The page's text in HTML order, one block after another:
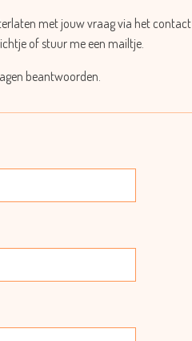
met jouw vraag via het contact
of stuur me een mailtje.
beantwoorden.